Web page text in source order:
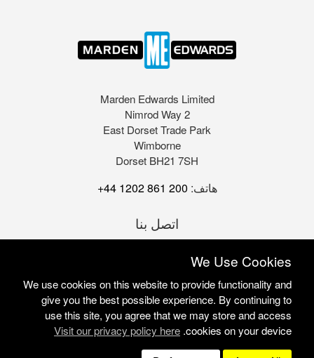
Marden Edwards Limited
2 Nimrod Way
East Dorset Trade Park
Wimborne
Dorset BH21 7SH
هاتف: +44 1202 861 200
اتصل بنا
Marden Edwards Ltd © 2026
Site Solutions:Sonet
We Use Cookies
We use cookies on this website to provide functionality and
give you the best possible experience. By continuing to
use this site, you agree that we may store and access
cookies on your device.
Visit our privacy policy here